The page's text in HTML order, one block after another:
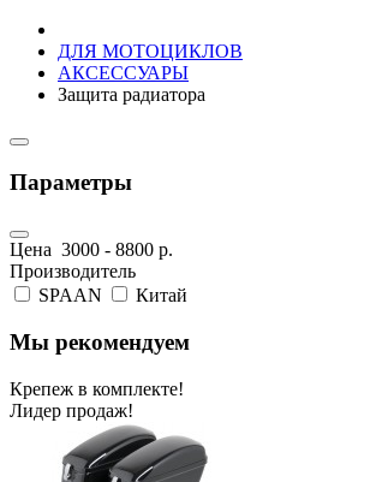
ДЛЯ МОТОЦИКЛОВ
АКСЕССУАРЫ
Защита радиатора
Параметры
Цена 3000 - 8800 р.
Производитель
SPAAN
Китай
Мы рекомендуем
Крепеж в комплекте!
Лидер продаж!